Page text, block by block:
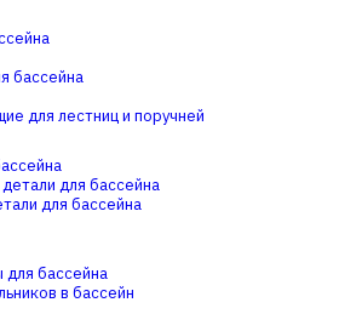
бассейна
для лестниц и поручней
для бассейна
для бассейна
для бассейна
в бассейн